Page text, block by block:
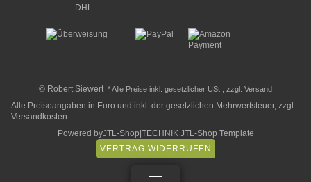
© Robert Siewert* Alle Preise inkl. gesetzlicher USt., zzgl. Versand
Alle Preiseangaben in Euro und inkl. der gesetzlichen Mehrwertsteuer, zzgl.
Versandkosten
Powered byJTL-Shop TECHNIK JTL-Shop Template
VERTRAG WIDERRUFEN